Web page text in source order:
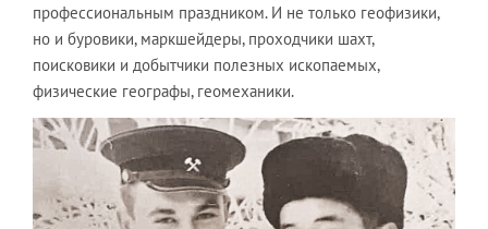
профессиональным праздником. И не только геофизики,
но и буровики, маркшейдеры, проходчики шахт,
поисковики и добытчики полезных ископаемых,
физические географы, геомеханики.